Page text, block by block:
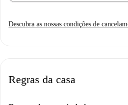
Descubra as nossas condições de
Regras da casa